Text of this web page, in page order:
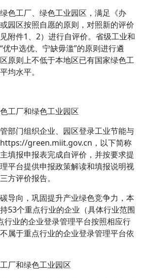
色工厂、绿色工业园区，满足《办
园区按照自愿的原则，对照新的评价
附件1、2）进行自评价。省级工业和
中选优、宁缺毋滥”的原则进行遴
原则上不低于本地区已有国家绿色工
均水平。
工厂和绿色工业园区
部门组织企业、园区登录工业节能与
green.miit.gov.cn，以下简称
填报申报表完成自评价，并按要求提
平台提供申报政策解读和填报说明视
方评价报告。
导向，巩固提升产业绿色竞争力，本
53个重点行业的企业（具体行业范围
行业的企业登录管理平台按照相应行
属于重点行业的企业登录管理平台依
厂和绿色工业园区